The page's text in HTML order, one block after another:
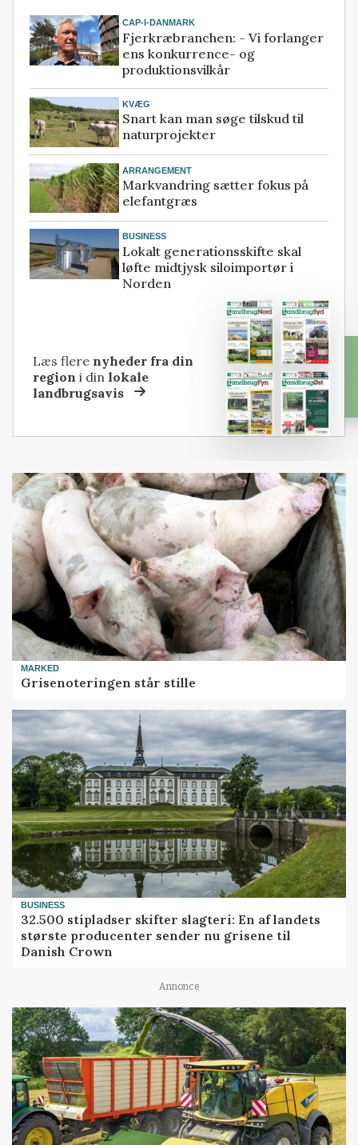
CAP-I-DANMARK
Fjerkræbranchen: - Vi forlanger
ens konkurrence- og
produktionsvilkår
KVÆG
Snart kan man søge tilskud til
naturprojekter
ARRANGEMENT
Markvandring sætter fokus på
elefantgræs
BUSINESS
Lokalt generationsskifte skal
løfte midtjysk siloimportør i
Norden
Læs flere nyheder fra din
region i dinlokale
landbrugsavis
MARKED
Grisenoteringen står stille
BUSINESS
32.500 stipladser skifter slagteri: En af landets
største producenter sender nu grisene til
Danish Crown
Annonce